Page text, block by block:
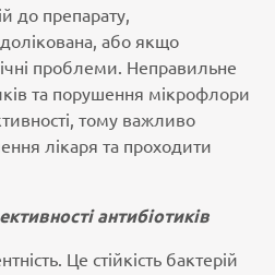
до препарату,
долікована, або якщо
проблеми. Неправильне
та порушення мікрофлори
тому важливо
лікаря та проходити
антибіотиків
Це стійкість бактерій